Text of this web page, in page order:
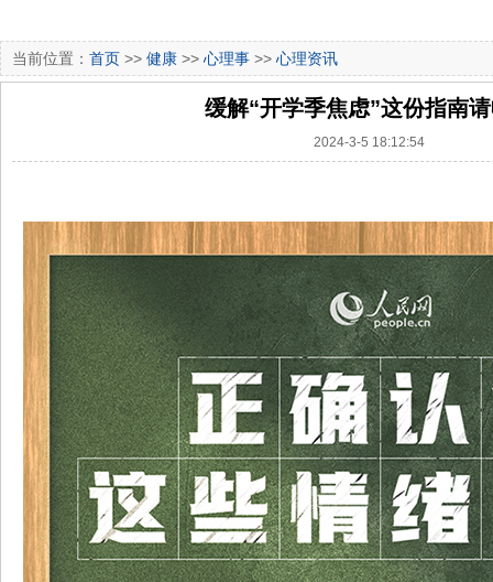
当前位置： 首页 >> 健康 >> 心理事 >> 心理资讯
缓解“开学季焦虑”这份指南
2024-3-5 18:12:54